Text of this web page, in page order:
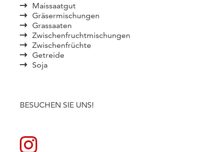
Maissaatgut
Gräsermischungen
Grassaaten
Zwischenfruchtmischungen
Zwischenfrüchte
Getreide
Soja
BESUCHEN SIE UNS!